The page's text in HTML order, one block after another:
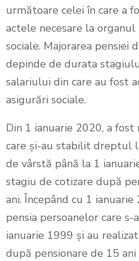
următoare celei în care a
actele necesare la
sociale. Majorarea pensiei
depinde de durata
salariului din care au fost
asigurări sociale.
Din 1 ianuarie 2020, a
care și-au stabilit dreptul
de vârstă până la 1
stagiu de cotizare după
ani. Începând cu 1
pensia persoanelor care
ianuarie 1999 şi au
după pensionare de 15